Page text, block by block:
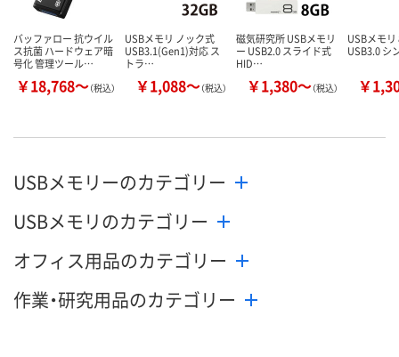
バッファロー 抗ウイル
ス抗菌 ハードウェア暗
号化 管理ツール…
￥18,768～（税込）
USBメモリ ノック式
USB3.1(Gen1)対応 ス
トラ…
￥1,088～（税込）
磁気研究所 USBメモリ
ー USB2.0 スライド式
HID…
￥1,380～（税込）
USBメモ
USB3.0 シ
￥
USBメモリーのカテゴリー
USBメモリのカテゴリー
オフィス用品のカテゴリー
作業・研究用品のカテゴリー